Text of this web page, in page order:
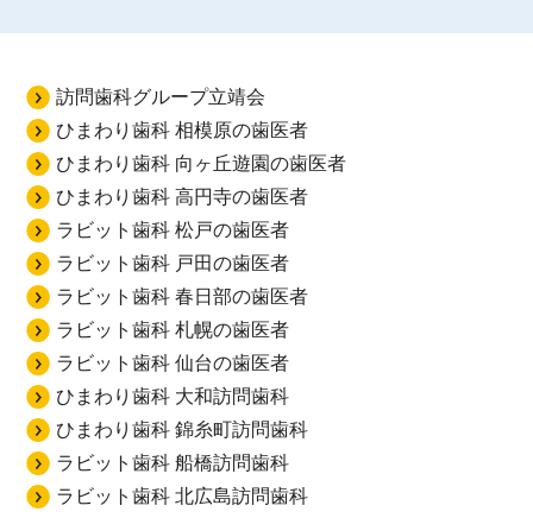
訪問歯科グループ立靖会
ひまわり歯科 相模原の歯医者
ひまわり歯科 向ヶ丘遊園の歯医者
ひまわり歯科 高円寺の歯医者
ラビット歯科 松戸の歯医者
ラビット歯科 戸田の歯医者
ラビット歯科 春日部の歯医者
ラビット歯科 札幌の歯医者
ラビット歯科 仙台の歯医者
ひまわり歯科 大和訪問歯科
ひまわり歯科 錦糸町訪問歯科
ラビット歯科 船橋訪問歯科
ラビット歯科 北広島訪問歯科